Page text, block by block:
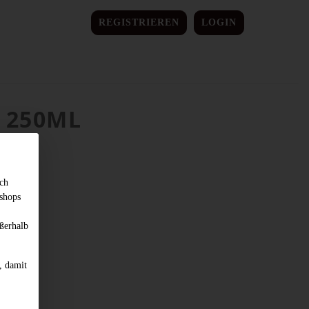
REGISTRIEREN LOGIN
damit